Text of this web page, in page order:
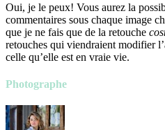
Oui, je le peux! Vous aurez la
commentaires sous chaque image
que je ne fais que de la retouche
retouches qui viendraient modifier
celle qu’elle est en vraie vie.
Photographe